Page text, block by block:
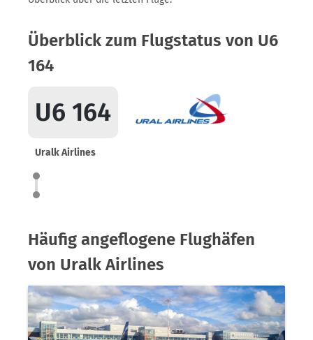
Überblick zum Flugstatus von U6
164
U6 164
Uralk Airlines
Häufig angeflogene Flughäfen
von Uralk Airlines